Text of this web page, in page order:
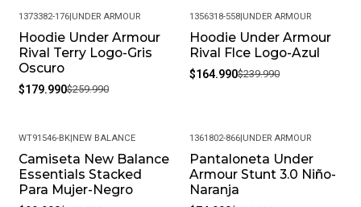
-31%
1373382-176| UNDER ARMOUR
Hoodie Under Armour
Rival Terry Logo-Gris
Oscuro
$179.990$259.990
-31%
1356318-558 UNDER ARMOUR
Hoodie Under Armour
Rival Flce Logo-Azul
$164.990$239.990
-41%
WT91546-BK| NEW BALANCE
Camiseta New Balance
Essentials Stacked
Para Mujer-Negro
-32%
1361802-866 UNDER ARMOUR
Pantaloneta Under
Armour Stunt 3.0 Niño-
Naranja